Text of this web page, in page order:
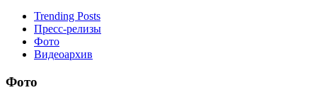
Trending Posts
Пресс-релизы
Фото
Видеоархив
Фото